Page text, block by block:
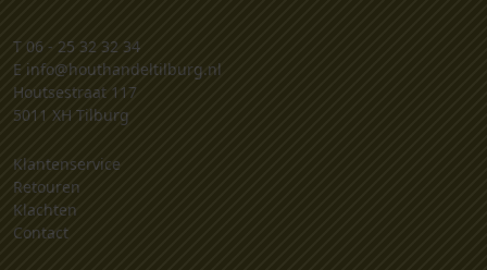
T 06 - 25 32 32 34
E info@houthandeltilburg.nl
Houtsestraat 117
5011 XH Tilburg
Klantenservice
Retouren
Klachten
Contact